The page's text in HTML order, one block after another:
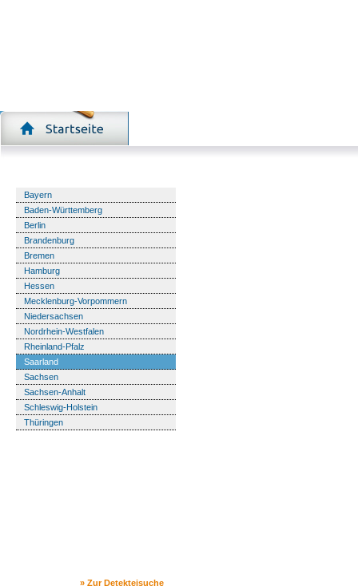
Bayern
Baden-Württemberg
Berlin
Brandenburg
Bremen
Hamburg
Hessen
Mecklenburg-Vorpommern
Niedersachsen
Nordrhein-Westfalen
Rheinland-Pfalz
Saarland
Sachsen
Sachsen-Anhalt
Schleswig-Holstein
Thüringen
» Zur Detekteisuche